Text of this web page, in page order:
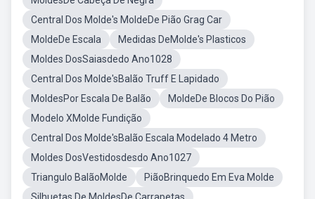
Central Dos Molde's MoldeDe Pião Grag Car
MoldeDe Escala
Medidas DeMolde's Plasticos
Moldes DosSaiasdedo Ano1028
Central Dos Molde'sBalão Truff E Lapidado
MoldesPor Escala De Balão
MoldeDe Blocos Do Pião
Modelo XMolde Fundição
Central Dos Molde'sBalão Escala Modelado 4 Metro
Moldes DosVestidosdesdo Ano1027
Triangulo BalãoMolde
PiãoBrinquedo Em Eva Molde